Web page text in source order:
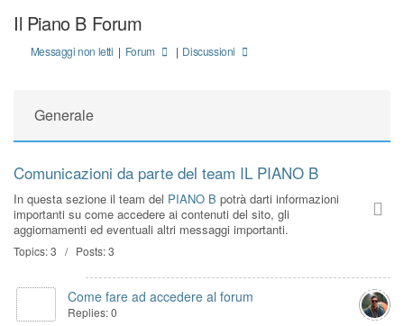
Il Piano B Forum
Messaggi non letti | Forum | Discussioni
Generale
Comunicazioni da parte del team IL PIANO B
In questa sezione il team del PIANO B potrà darti informazioni
importanti su come accedere ai contenuti del sito, gli
aggiornamenti ed eventuali altri messaggi importanti.
Topics: 3 / Posts: 3
Come fare ad accedere al forum
Replies: 0